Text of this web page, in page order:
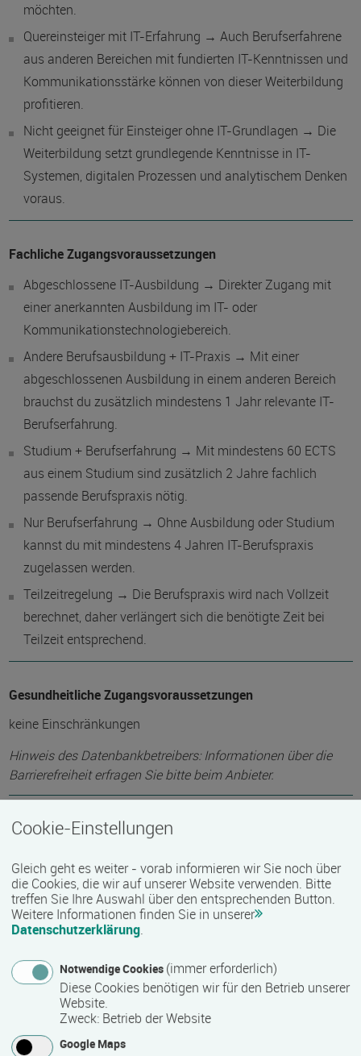
möchten.
Quereinsteiger mit IT-Erfahrung → Auch Berufserfahrene
aus anderen Bereichen mit fundierten IT-Kenntnissen und
Kommunikationsstärke können von dieser Weiterbildung
profitieren.
Nicht geeignet für Einsteiger ohne IT-Grundlagen → Die
Weiterbildung setzt grundlegende Kenntnisse in IT-
Systemen, digitalen Prozessen und analytischem Denken
voraus.
Fachliche Zugangsvoraussetzungen
Abgeschlossene IT-Ausbildung → Direkter Zugang mit
einer anerkannten Ausbildung im IT- oder
Kommunikationstechnologiebereich.
Andere Berufsausbildung + IT-Praxis → Mit einer
abgeschlossenen Ausbildung in einem anderen Bereich
brauchst du zusätzlich mindestens 1 Jahr relevante IT-
Berufserfahrung.
Studium + Berufserfahrung → Mit mindestens 60 ECTS
aus einem Studium sind zusätzlich 2 Jahre fachlich
passende Berufspraxis nötig.
Nur Berufserfahrung → Ohne Ausbildung oder Studium
kannst du mit mindestens 4 Jahren IT-Berufspraxis
zugelassen werden.
Teilzeitregelung → Die Berufspraxis wird nach Vollzeit
berechnet, daher verlängert sich die benötigte Zeit bei
Teilzeit entsprechend.
Gesundheitliche Zugangsvoraussetzungen
keine Einschränkungen
Hinweis des Datenbankbetreibers: Informationen über die
Barrierefreiheit erfragen Sie bitte beim Anbieter.
Technische Zugangsvoraussetzungen
Zeitmuster
Lehr- und Lernform
E-Learning
Cookie-Einstellungen
Gleich geht es weiter - vorab informieren wir Sie noch über
die Cookies, die wir auf unserer Website verwenden. Bitte
treffen Sie Ihre Auswahl über den entsprechenden Button.
Weitere Informationen finden Sie in unserer
Datenschutzerklärung.
Notwendige Cookies (immer erforderlich)
Diese Cookies benötigen wir für den Betrieb unserer
Website.
Zweck: Betrieb der Website
Google Maps